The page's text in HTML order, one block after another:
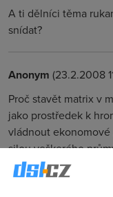
A ti dělníci těma
snídat?
Anonym (23.2.2008
Proč stavět matrix v
jako prostředek k
vládnout
silou veškerého
na dělníka s
orgány- utopie je v